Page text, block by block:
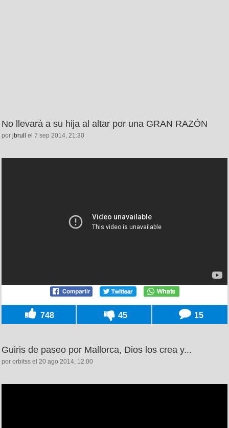
No llevará a su hija al altar por una GRAN RAZÓN
por jbrull el 7 sep 2014, 21:30
748 45 15
Guiris de paseo por Mallorca, Dios los crea y...
por orbitss el 20 ago 2014, 12:00